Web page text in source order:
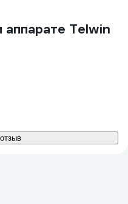
Telwin